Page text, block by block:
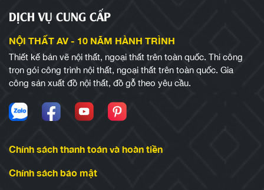
DỊCH VỤ CUNG CẤP
NỘI THẤT AV - 10 NĂM HÀNH TRÌNH
Thiết kế bản vẽ nội thất, ngoại thất trên toàn quốc. Thi công
trọn gói công trình nội thất, ngoại thất trên toàn quốc. Gia
công sản xuất đồ nội thất, đồ gỗ theo yêu cầu.
Chính sách thanh toán và hoàn tiền
Chính sách bảo mật